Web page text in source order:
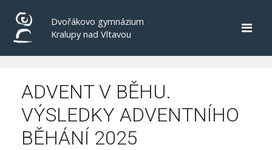
Dvořákovo gymnázium
Kralupy nad Vltavou
ADVENT V BĚHU.
VÝSLEDKY ADVENTNÍHO
BĚHÁNÍ 2025